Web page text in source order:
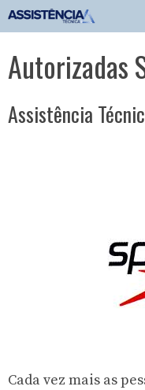
Pular
para
conteúdo
Autorizadas
Assistência
Cada vez mais as